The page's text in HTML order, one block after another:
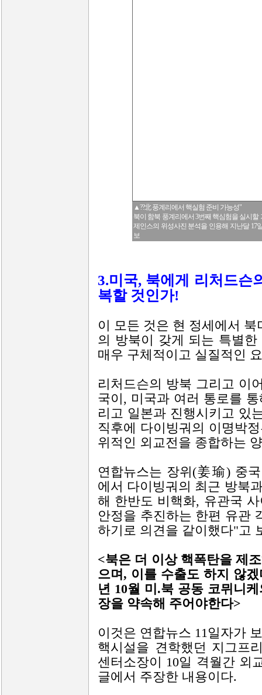
▲??北 풍계리에서 핵실험 준비 가능성"
북이 함북 풍계리에서 3번째 핵심험을 실시
제인스의 위성사진 분석을 인용해 지난달 17
보
3.미국, 북에게 리처드슨
복할 것인가!
이 모든 것은 현 정세에서
의 방북이 갖게 되는 특별
매우 구체적이고 실질적인
리처드슨의 방북 그리고 이
국이, 미국과 여러 통로를
리고 일본과 진행시키고 있
직후에 다이빙궈의 이명박
위적인 외교전을 종합하는
연합뉴스는 장위(姜瑜) 중
에서 다이빙궈의 최근 방북
해 한반도 비핵화, 유관국
안정을 추진하는 한편 유관
하기로 의견을 같이했다"고
<북은 더 이상 핵폭탄을 제
으며, 이를 수출도 하지 않
년 10월 미.북 공동 코뮈니
장을 약속해 주어야한다>
이것은 연합뉴스 11일자가
핵시설을 견학했던 지그프
센터소장이 10일 격월간 외
글에서 주장한 내용이다.